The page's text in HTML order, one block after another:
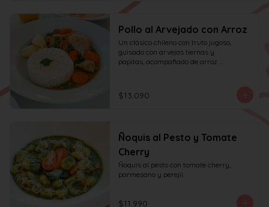
Pollo al Arvejado con Arroz
Un clásico chileno con truto jugoso,
guisado con arvejas tiernas y
papitas, acompañado de arroz
$13.090
Ñoquis al Pesto y Tomate
Cherry
Ñoquis al pesto con tomate cherry,
parmesano y perejil.
$11.990